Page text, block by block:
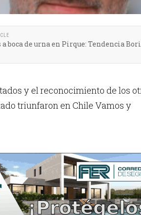
a boca de urna en Pirque: Tendencia
y el reconocimiento de los
triunfaron en Chile Vamos y